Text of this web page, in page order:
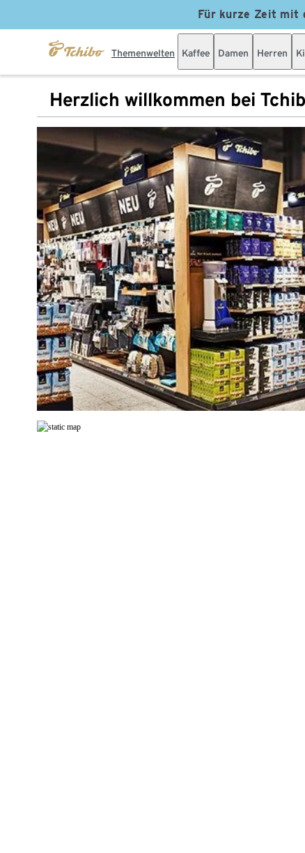
Für kurze Zeit mit
Themenwelten Kaffee Damen Herren
Herzlich willkommen bei